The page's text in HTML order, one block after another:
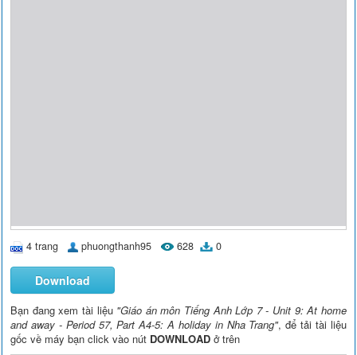
4 trang phuongthanh95 628 0
Download
Bạn đang xem tài liệu "Giáo án môn Tiếng Anh Lớp 7 - Unit 9: At home
and away - Period 57, Part A4-5: A holiday in Nha Trang", để tải tài liệu
gốc về máy bạn click vào nút DOWNLOAD ở trên